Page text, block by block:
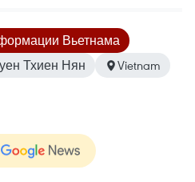
Вьетнама
Тхиен Нян Vietnam